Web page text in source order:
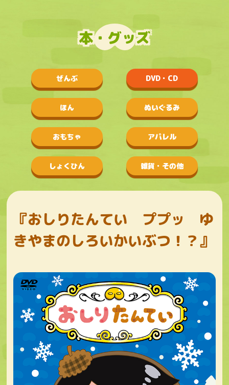
本・グッズ
ぜんぶ DVD・CD
ほん ぬいぐるみ
おもちゃ アパレル
しょくひん 雑貨・その他
『おしりたんてい ププッ ゆ
きやまのしろいかいぶつ！？』